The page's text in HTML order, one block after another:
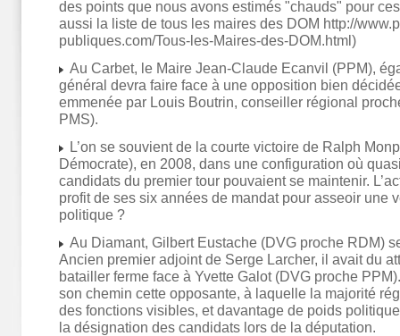
des points que nous avons estimés "chauds" pour
aussi la liste de tous les maires des DOM http://
publiques.com/Tous-les-Maires-des-DOM.html)
Au Carbet, le Maire Jean-Claude Ecanvil (PPM),
général devra faire face à une opposition bien
emmenée par Louis Boutrin, conseiller régional
PMS).
L’on se souvient de la courte victoire de Ralph
Démocrate), en 2008, dans une configuration où
candidats du premier tour pouvaient se maintenir.
profit de ses six années de mandat pour asseoir une
politique ?
Au Diamant, Gilbert Eustache (DVG proche RDM)
Ancien premier adjoint de Serge Larcher, il avait du
batailler ferme face à Yvette Galot (DVG proche
son chemin cette opposante, à laquelle la majorité
des fonctions visibles, et davantage de poids
la désignation des candidats lors de la députation.